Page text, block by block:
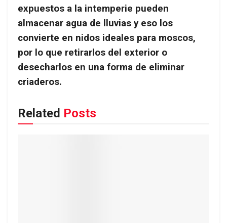
expuestos a la intemperie pueden
almacenar agua de lluvias y eso los
convierte en nidos ideales para moscos,
por lo que retirarlos del exterior o
desecharlos en una forma de eliminar
criaderos.
Related Posts